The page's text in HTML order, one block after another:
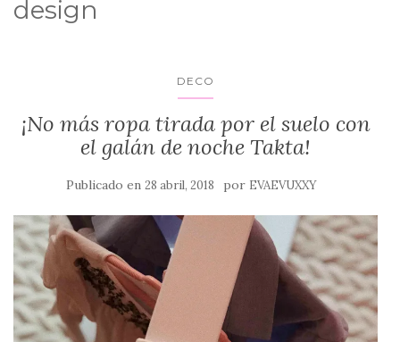
design
DECO
¡No más ropa tirada por el suelo con
el galán de noche Takta!
Publicado en 28 abril, 2018 por EVAEVUXXY